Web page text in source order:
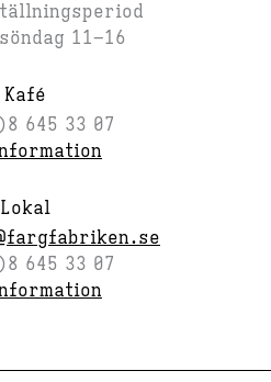
11–16
Kafé
645 33 07
Lokal
645 33 07